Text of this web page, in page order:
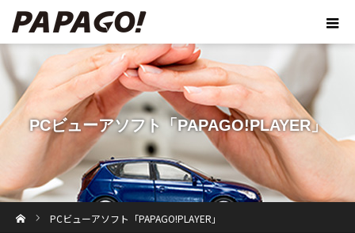
PCビューアソフト「PAPAGO!PLAYER」
PCビューアソフト「PAPAGO!PLAYER」